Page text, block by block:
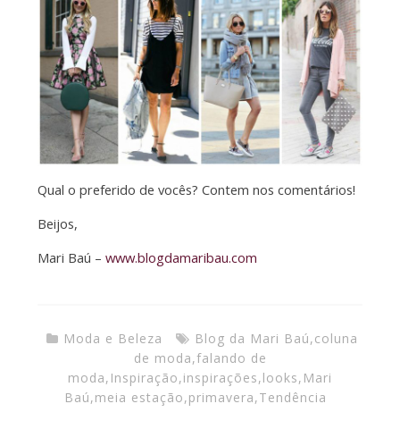
Qual o preferido de vocês? Contem nos comentários!
Beijos,
Mari Baú – www.blogdamaribau.com
Moda e Beleza Blog da Mari Baú,coluna
de moda,falando de
moda, Inspiração,inspirações,looks, Mari
Baú,meia estação,primavera,Tendência